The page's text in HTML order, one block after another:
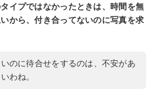
イプではなかったときは、時間を無
から、付き合ってないのに写真を求
のに待合せをするのは、不安があ
わね。